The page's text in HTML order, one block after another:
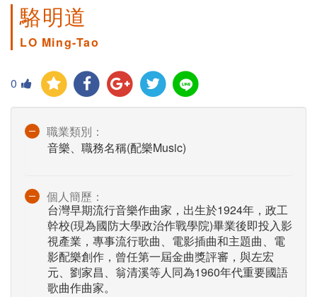
駱明道
LO Ming-Tao
0
職業類別：
音樂、職務名稱(配樂Music)
個人簡歷：
台灣早期流行音樂作曲家，出生於1924年，政工
幹校(現為國防大學政治作戰學院)畢業後即投入影
視產業，專事流行歌曲、電影插曲和主題曲、電
影配樂創作，曾任第一屆金曲獎評審，與左宏
元、劉家昌、翁清溪等人同為1960年代重要國語
歌曲作曲家。